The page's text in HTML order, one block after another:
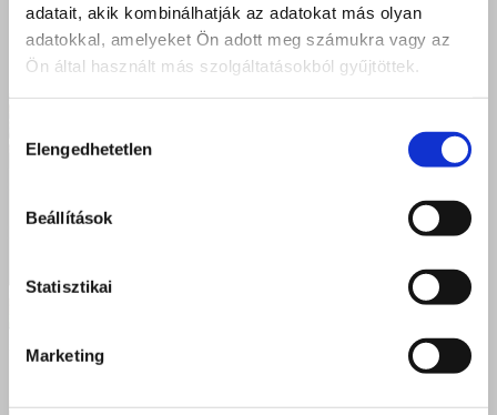
adatait, akik kombinálhatják az adatokat más olyan
adatokkal, amelyeket Ön adott meg számukra vagy az
Ön által használt más szolgáltatásokból gyűjtöttek.
kiválasztása
Elengedhetetlen
Beállítások
Statisztikai
Marketing